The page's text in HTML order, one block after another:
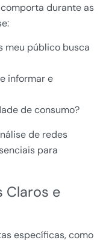
durante as
meu público busca
informar e
de consumo?
de redes
para
Claros e
específicas, como